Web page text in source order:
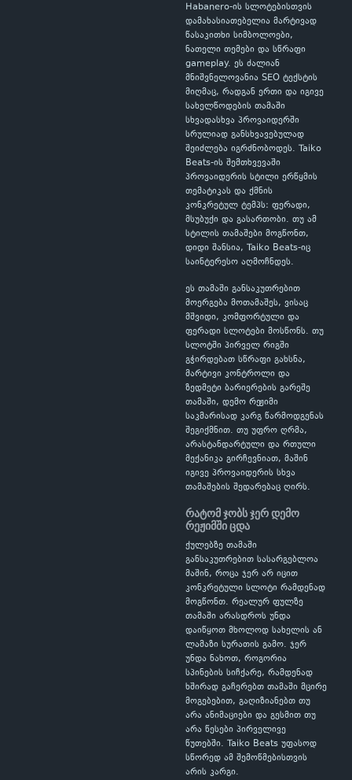
Habanero-ის სლოტებისთვის
დამახასიათებელია მარტივად
წასაკითხი სიმბოლოები,
ნათელი თემები და სწრაფი
gameplay. ეს ძალიან
მნიშვნელოვანია SEO ტექსტის
მიღმაც, რადგან ერთი და იგივე
სახელწოდების თამაში
სხვადასხვა პროვაიდერში
სრულიად განსხვავებულად
შეიძლება იგრძნობოდეს. Taiko
Beats-ის შემთხვევაში
პროვაიდერის სტილი ერწყმის
თემატიკას და ქმნის
კონკრეტულ ტემპს: ფერადი,
მსუბუქი და გასართობი. თუ ამ
სტილის თამაშები მოგწონთ,
დიდი შანსია, Taiko Beats-იც
საინტერესო აღმოჩნდეს.
ეს თამაში განსაკუთრებით
მოერგება მოთამაშეს, ვისაც
მშვიდი, კომფორტული და
ფერადი სლოტები მოსწონს. თუ
სლოტში პირველ რიგში
გჭირდებათ სწრაფი გახსნა,
მარტივი კონტროლი და
ზედმეტი ბარიერების გარეშე
თამაში, დემო რეჟიმი
საკმარისად კარგ წარმოდგენას
შეგიქმნით. თუ უფრო ღრმა,
არასტანდარტული და რთული
მექანიკა გირჩევნიათ, მაშინ
იგივე პროვაიდერის სხვა
თამაშების შედარებაც ღირს.
რატომ ჯობს ჯერ დემო
რეჟიმში ცდა
ქულებზე თამაში
განსაკუთრებით სასარგებლოა
მაშინ, როცა ჯერ არ იცით
კონკრეტული სლოტი რამდენად
მოგწონთ. რეალურ ფულზე
თამაში არასდროს უნდა
დაიწყოთ მხოლოდ სახელის ან
ლამაზი სურათის გამო. ჯერ
უნდა ნახოთ, როგორია
სპინების სიჩქარე, რამდენად
ხშირად გაჩერებთ თამაში მცირე
მოგებებით, გაღიზიანებთ თუ
არა ანიმაციები და გესმით თუ
არა წესები პირველივე
წუთებში. Taiko Beats უფასოდ
სწორედ ამ შემოწმებისთვის
არის კარგი.